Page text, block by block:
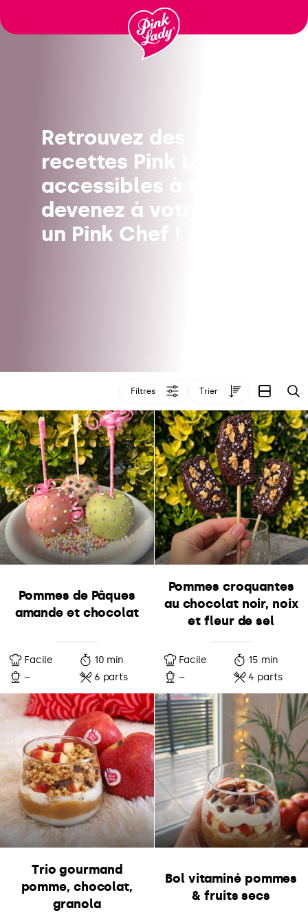
au
Retrouvez des
recettes Pink Lady®
accessibles à tous, et
devenez à votre tour
un Pink Chef !
Filtres Trier
Pommes de Pâques
amande et chocolat
Facile
10 min
–
6 parts
Pommes croquantes
au chocolat noir, noix
et fleur de sel
Facile
15 min
–
4 parts
Trio gourmand
pomme, chocolat,
granola
Bol vitaminé pommes
& fruits secs